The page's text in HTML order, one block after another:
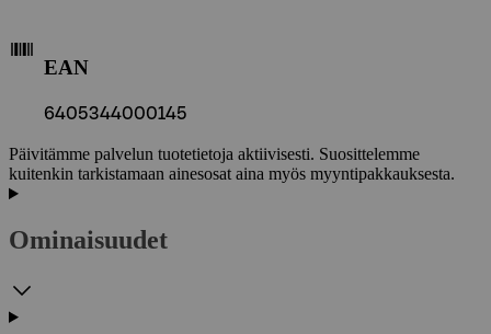
EAN
6405344000145
Päivitämme palvelun tuotetietoja aktiivisesti. Suosittelemme
kuitenkin tarkistamaan ainesosat aina myös myyntipakkauksesta.
Ominaisuudet